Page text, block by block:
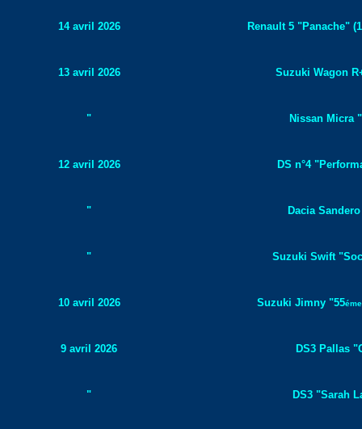
14 avril 2026 Renault 5 "Panache"
13 avril 2026 Suzuki Wagon
" Nissan Micra
12 avril 2026 DS n°4
" Dacia
" Suzuki Swift
10 avril 2026 Suzuki Jimny "55éme
9 avril 2026 DS3 Pallas
" DS3 "Sarah